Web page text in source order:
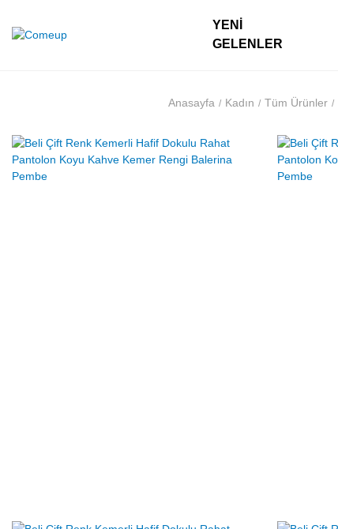
YENI
GELENLER
Anasayfa Kadın Tüm Ürünler